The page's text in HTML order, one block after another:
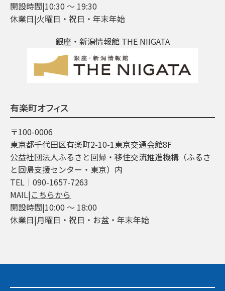
開設時間|10:30 ～ 19:30
休業日|火曜日・祝日・年末年始
銀座・新潟情報館 THE NIIGATA
有楽町オフィス
〒100-0006
東京都千代田区有楽町2-10-1東京交通会館8F
公益社団法人ふるさと回帰・移住交流推進機構（ふるさ
と回帰支援センター・東京）内
TEL│090-1657-7263
MAIL|こちらから
開設時間|10:00 ～ 18:00
休業日|月曜日・祝日・お盆・年末年始